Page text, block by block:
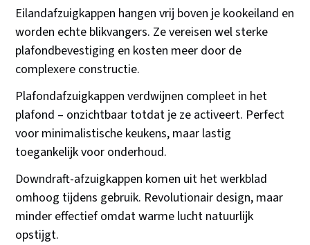
Eilandafzuigkappen hangen vrij boven je kookeiland en
worden echte blikvangers. Ze vereisen wel sterke
plafondbevestiging en kosten meer door de
complexere constructie.
Plafondafzuigkappen verdwijnen compleet in het
plafond – onzichtbaar totdat je ze activeert. Perfect
voor minimalistische keukens, maar lastig
toegankelijk voor onderhoud.
Downdraft-afzuigkappen komen uit het werkblad
omhoog tijdens gebruik. Revolutionair design, maar
minder effectief omdat warme lucht natuurlijk
opstijgt.